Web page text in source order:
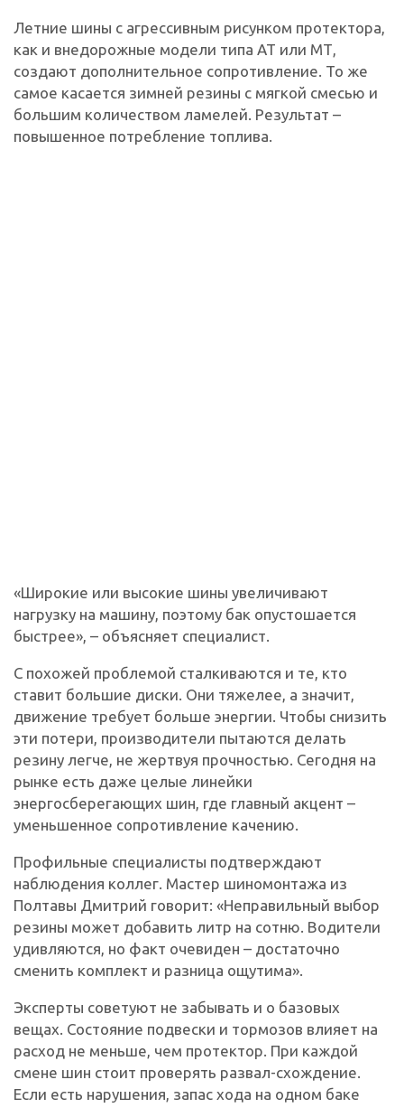
Летние шины с агрессивным рисунком протектора,
как и внедорожные модели типа АТ или МТ,
создают дополнительное сопротивление. То же
самое касается зимней резины с мягкой смесью и
большим количеством ламелей. Результат –
повышенное потребление топлива.
«Широкие или высокие шины увеличивают
нагрузку на машину, поэтому бак опустошается
быстрее», – объясняет специалист.
С похожей проблемой сталкиваются и те, кто
ставит большие диски. Они тяжелее, а значит,
движение требует больше энергии. Чтобы снизить
эти потери, производители пытаются делать
резину легче, не жертвуя прочностью. Сегодня на
рынке есть даже целые линейки
энергосберегающих шин, где главный акцент –
уменьшенное сопротивление качению.
Профильные специалисты подтверждают
наблюдения коллег. Мастер шиномонтажа из
Полтавы Дмитрий говорит: «Неправильный выбор
резины может добавить литр на сотню. Водители
удивляются, но факт очевиден – достаточно
сменить комплект и разница ощутима».
Эксперты советуют не забывать и о базовых
вещах. Состояние подвески и тормозов влияет на
расход не меньше, чем протектор. При каждой
смене шин стоит проверять развал-схождение.
Если есть нарушения, запас хода на одном баке